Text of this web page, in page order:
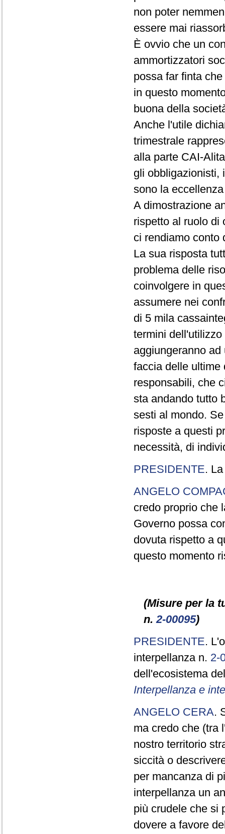
non poter
essere mai
È ovvio che un
ammortizzatori
possa far finta
in questo
buona della
Anche l'utile
trimestrale
alla parte CAI-
gli obbligazionisti,
sono la
A dimostrazione
rispetto al ruolo di
ci rendiamo conto
La sua risposta
problema delle
coinvolgere in
assumere nei
di 5 mila
termini
aggiungeranno
faccia delle ultime
responsabili, che
sta andando tutto
sesti al mondo.
risposte a questi
necessità, di
PRESIDENTE.
ANGELO
credo proprio che
Governo possa
dovuta rispetto a
questo momento
(Misure per la
n.2-00095)
PRESIDENTE.
interpellanza n. 2-
dell'ecosistema
Interpellanza e
ANGELO CERA.
ma credo che (tra
nostro territorio
siccità o
per mancanza di
interpellanza un
più crudele che si
dovere a favore